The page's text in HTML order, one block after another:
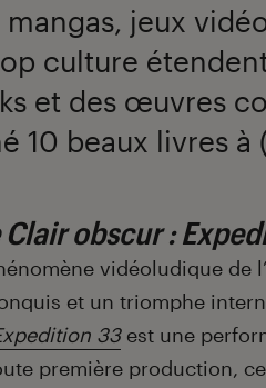
mangas, jeux
culture
et des œuvres
10 beaux livres à
Clair obscur :
vidéoludique de
et un triomphe
33est une
première production,